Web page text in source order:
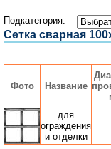
Подкатегория:
Сетка сварная
Фото Название
для
ограждения
и отделки